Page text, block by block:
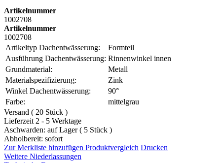
Artikelnummer
1002708
Artikelnummer
1002708
Artikeltyp Dachentwässerung:
Formteil
Ausführung Dachentwässerung: Rinnenwinkel innen
Grundmaterial:
Metall
Materialspezifizierung:
Zink
Winkel Dachentwässerung:
90°
Farbe:
mittelgrau
Versand ( 20 Stück )
Lieferzeit 2 - 5 Werktage
Aschwarden: auf Lager ( 5 Stück )
Abholbereit: sofort
Zur Merkliste hinzufügen Produktvergleich Drucken
Weitere Niederlassungen